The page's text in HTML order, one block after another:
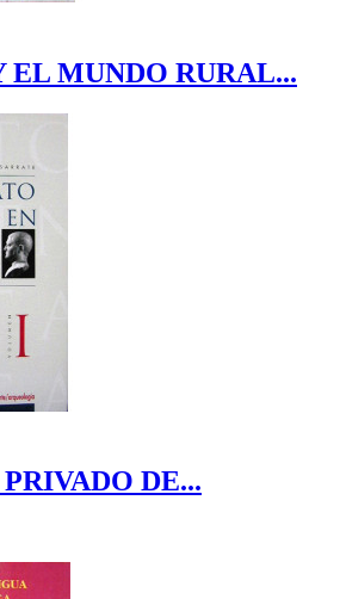
EL MUNDO RURAL...
DE...